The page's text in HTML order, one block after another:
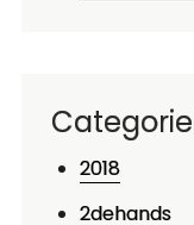
2018
2dehands